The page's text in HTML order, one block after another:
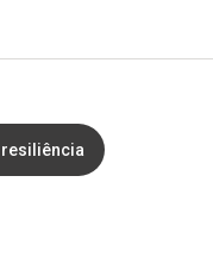
resiliência